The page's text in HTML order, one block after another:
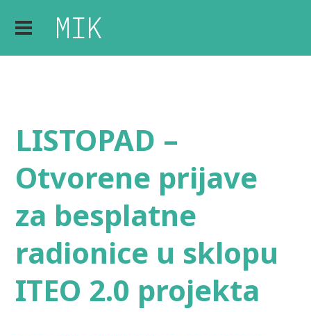
LISTOPAD –
Otvorene prijave
za besplatne
radionice u sklopu
ITEO 2.0 projekta